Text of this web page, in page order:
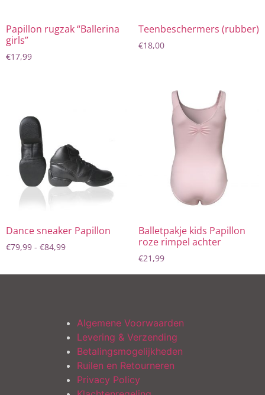
Papillon rugzak “Ballerina
girls”
€17,99
Teenbeschermers (rubber)
€18,00
Dance sneaker Papillon
€79,99 - €84,99
Balletpakje kids Papillon
roze rimpel achter
€21,99
Algemene Voorwaarden
Levering & Verzending
Betalingsmogelijkheden
Ruilen en Retourneren
Privacy Policy